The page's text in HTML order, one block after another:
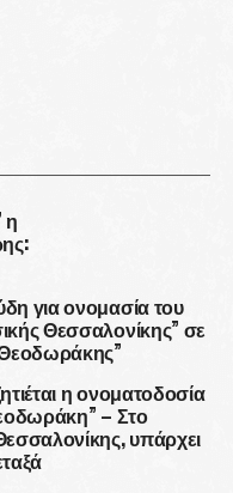
η
για ονομασία του
Θεσσαλονίκης” σε
η ονοματοδοσία
– Στο
υπάρχει